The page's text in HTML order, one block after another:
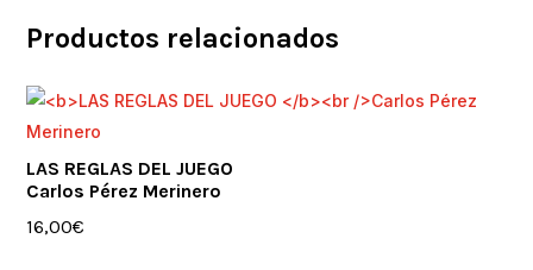
Productos relacionados
LAS REGLAS DEL JUEGO
Carlos Pérez Merinero
16,00€